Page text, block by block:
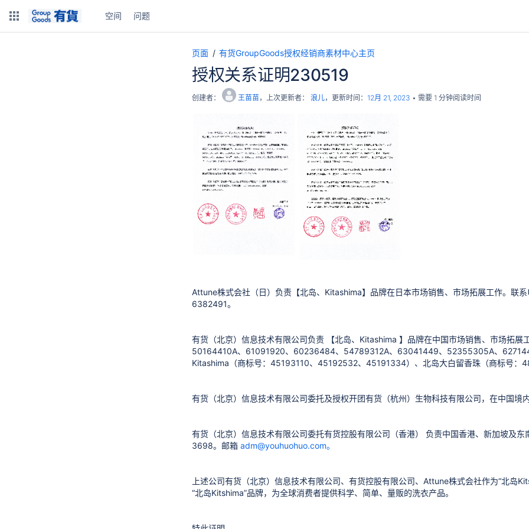
空间 问题
页面 有货GroupGoods授权经销商素材中心主页
授权关系证明230519
创建者： 王苗苗，上次更新者： 浪儿，更新时间： 12月 21, 2023 需要 1 分钟阅读时间
Attune株式会社（日）负责【北岛、Kitashima】品牌在日本市场销售、市场拓展工作。联
6382491。
有货（北京）信息技术有限公司负责 【北岛、Kitashima 】品牌在中国市场销售、市场拓
50164410A、61091920、60236484、54789312A、63041449、52355305A、
Kitashima（商标号：45193110、45192532、45191334）、北岛大白留香珠（商标号
有货（北京）信息技术有限公司委托及授权开团有货（杭州）生物科技有限公司，在中国境
有货（北京）信息技术有限公司委托有货控股有限公司（香港） 负责中国香港、新加坡及
3698。邮箱 adm@youhuohuo.com。
上述公司有货（北京）信息技术有限公司、有货控股有限公司、Attune株式会社作为“北岛
“北岛Kitshima”品牌，为全球消费者提供科学、简单、量贩的洗衣产品。